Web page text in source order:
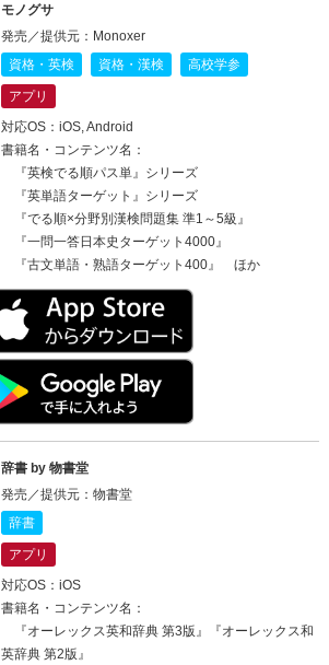
モノグサ
発売／提供元：Monoxer
資格・英検
資格・漢検 高校学参
アプリ
対応OS：iOS, Android
書籍名・コンテンツ名：
『英検でる順パス単』シリーズ
『英単語ターゲット』シリーズ
『でる順×分野別漢検問題集 準1～5級』
『一問一答日本史ターゲット4000』
『古文単語・熟語ターゲット400』 ほか
辞書 by 物書堂
発売／提供元：物書堂
辞書
アプリ
対応OS：iOS
書籍名・コンテンツ名：
『オーレックス英和辞典 第3版』『オーレックス和
英辞典 第2版』